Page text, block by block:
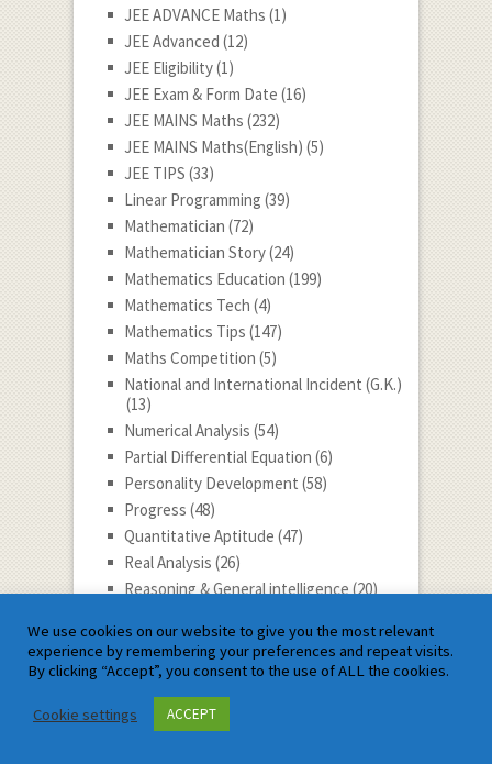
JEE ADVANCE Maths (1)
JEE Advanced (12)
JEE Eligibility(1)
JEE Exam & Form Date (16)
JEE MAINS Maths (232)
JEE MAINS Maths(English) (5)
JEE TIPS (33)
Linear Programming (39)
Mathematician (72)
Mathematician Story(24)
Mathematics Education (199)
Mathematics Tech (4)
Mathematics Tips (147)
Maths Competition (5)
National and International Incident (G.K.)
(13)
Numerical Analysis (54)
Partial Differential Equation (6)
Personality Development (58)
Progress (48)
Quantitative Aptitude (47)
Real Analysis (26)
Reasoning & General intelligence (20)
Social Issues(6)
Special Function(1)
Spiritual(19)
Statistics(110)
We use cookies on our website to give you the most relevant
experience by remembering your preferences and repeat visits.
By clicking “Accept”, you consent to the use of ALL the cookies.
Cookie settings ACCEPT